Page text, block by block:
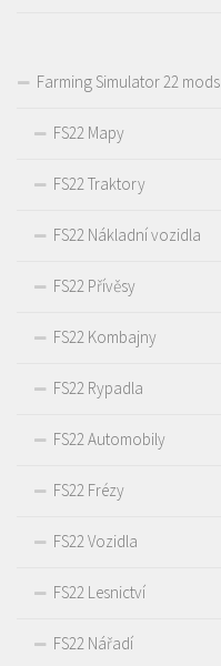
Farming Simulator 22 mods
FS22 Mapy
FS22 Traktory
FS22 Nákladní vozidla
FS22 Přívěsy
FS22 Kombajny
FS22 Rypadla
FS22 Automobily
FS22 Frézy
FS22 Vozidla
FS22 Lesnictví
FS22 Nářadí